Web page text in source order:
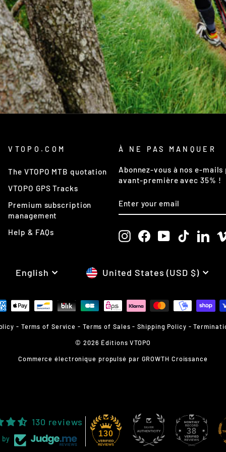
VTOPO.COM
The VTOPO MTB quotation
VTOPO GPS Tracks
Premium subscription
management
Help & FAQs
À NE PAS MANQUER
Abonnez-vous à nos e-
avant-première avec 35% !
YOUR
EMAIL
InstagramFacebook
YouTubeTikTok
LANGUAGE
English CURRENCY
United States (USD $)
- Terms of Service - Terms of Sales -Shipping Policy -
© 2026 Éditions VTOPO
Commerce électronique propulsé par GROWTH Croissance
130 reviews
130 38